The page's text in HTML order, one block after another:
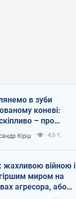
в зуби
коневі:
– про
Україні
Кірш 4,6 т.
жахливою війною і
миром на
агресора, або